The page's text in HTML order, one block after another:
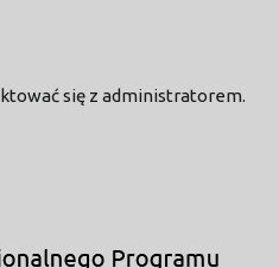
się z administratorem.